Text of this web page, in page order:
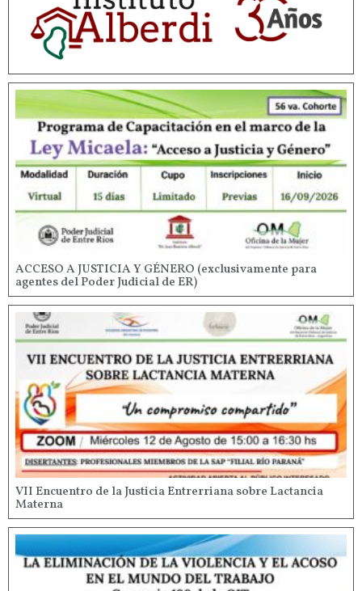
ACCESO A JUSTICIA Y GÉNERO (exclusivamente para
agentes del Poder Judicial de ER)
VII Encuentro de la Justicia Entrerriana sobre Lactancia
Materna